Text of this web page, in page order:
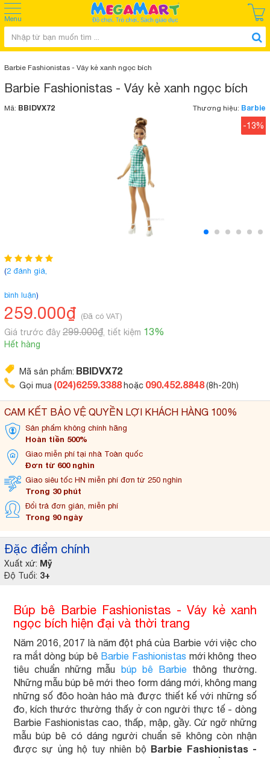
Menu
Barbie Fashionistas - Váy kẻ xanh ngọc bích
Barbie Fashionistas - Váy kẻ xanh ngọc bích
Mã: BBIDVX72 Thương hiệu: Barbie
-13%
Đặc điểm chính
Xuất xứ: Mỹ
Độ Tuổi: 3+
(2 đánh giá,
bình luận)
259.000₫ (Đã có VAT)
Giá trước đây 299.000₫ , tiết kiệm 13%
Hết hàng
CAM KẾT BẢO VỆ QUYỀN LỢI KHÁCH HÀNG 100%
Sản phẩm không chính hãng
Hoàn tiền 500%
Giao miễn phí tại nhà Toàn quốc
Đơn từ 600 nghìn
Giao siêu tốc HN miễn phí đơn từ 250 nghìn
Trong 30 phút
Đổi trả đơn giản, miễn phí
Trong 90 ngày
Mã sản phẩm: BBIDVX72
Gọi mua (024)6259.3388 hoặc 090.452.8848(8h-20h)
Búp bê Barbie Fashionistas - Váy kẻ xanh
ngọc bích hiện đại và thời trang
Năm 2016, 2017 là năm đột phá của Barbie với việc cho
ra mắt dòng búp bê Barbie Fashionistas mới không theo
tiêu chuẩn những mẫu búp bê Barbiethông thường.
Những mẫu búp bê mới theo form dáng mới, không mang
những số đôo hoàn hảo mà được thiết kế với những số
đo, kích thước thường thấy ở con người thực tế - dòng
Barbie Fashionistas cao, thấp, mập, gầy. Cứ ngỡ những
mẫu búp bê có dáng người chuẩn sẽ không còn nhận
được sự ủng hộ tuy nhiên bộ Barbie Fashionistas -